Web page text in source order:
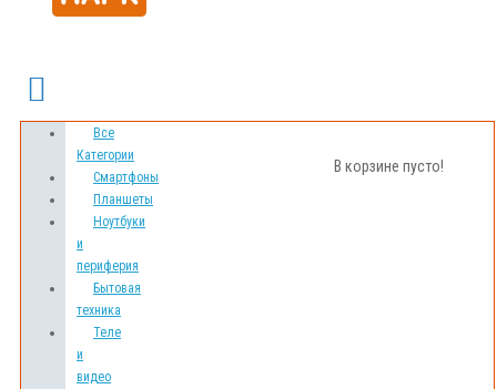
В корзине пусто!
Все
Категории
Смартфоны
Планшеты
Ноутбуки
и
периферия
Бытовая
техника
Теле
и
видео